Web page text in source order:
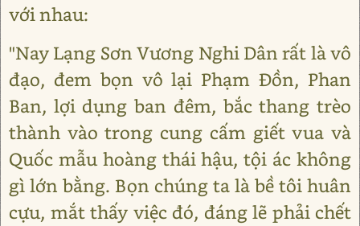
với nhau:
"Nay Lạng Sơn Vương Nghi Dân rất là vô
đạo, đem bọn vô lại Phạm Đồn, Phan
Ban, lợi dụng ban đêm, bắc thang trèo
thành vào trong cung cấm giết vua và
Quốc mẫu hoàng thái hậu, tội ác không
gì lớn bằng. Bọn chúng ta là bề tôi huân
cựu, mắt thấy việc đó, đáng lẽ phải chết